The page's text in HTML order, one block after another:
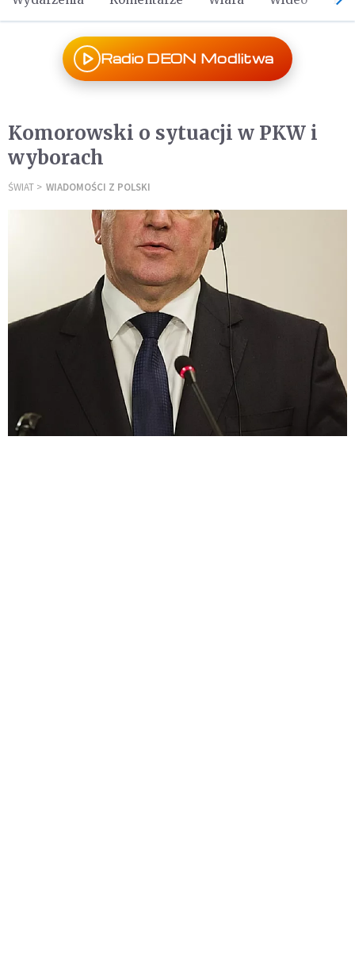
Radio DEON Modlitwa
Komorowski o sytuacji w PKW i
wyborach
ŚWIAT WIADOMOŚCI Z POLSKI